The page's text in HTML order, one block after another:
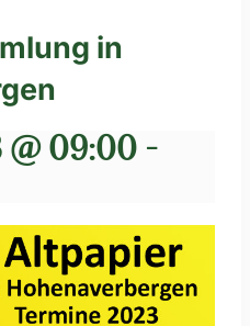
in
09:00 -